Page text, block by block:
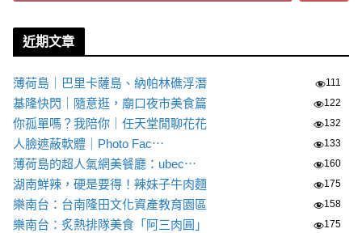
近期文章
薄荷島｜巴里卡薩島、納帕林礁浮潛 111
基隆快閃｜隨意逛，廟口夜市美食篇 122
你孤單嗎？我陪你｜任天堂閒聊花花 132
人臉遮蔽軟體｜Photo Fac⋯ 133
薄荷島的超人氣網美餐廳：ubec⋯ 160
湖南鮮辣，硬是要得！辣妹子牛肉麵 175
樂南台：台南隆田文化資產教育園區 158
樂南台：炙熱排隊美食「阿三肉圓」 175